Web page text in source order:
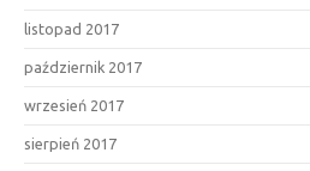
listopad 2017
październik 2017
wrzesień 2017
sierpień 2017